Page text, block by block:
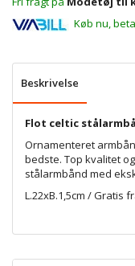
Køb nu,
Beskrivelse
Flot celtic
Ornamenteret
bedste. Top kvalitet
stålarmbånd med
L.22xB.1,5cm / Gratis